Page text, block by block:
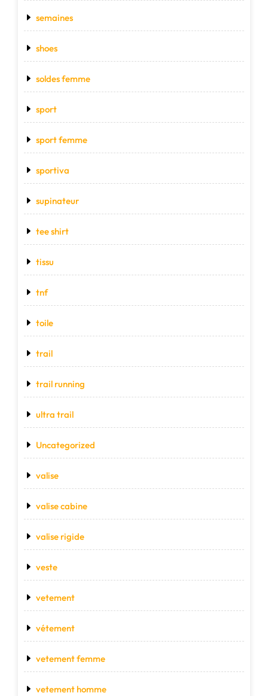
semaines
shoes
soldes femme
sport
sport femme
sportiva
supinateur
tee shirt
tissu
tnf
toile
trail
trail running
ultra trail
Uncategorized
valise
valise cabine
valise rigide
veste
vetement
vétement
vetement femme
vetement homme